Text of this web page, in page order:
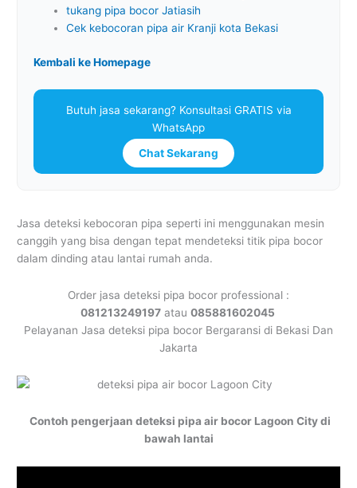
tukang pipa bocor Jatiasih
Cek kebocoran pipa air Kranji kota Bekasi
Kembali ke Homepage
Butuh jasa sekarang? Konsultasi GRATIS via
WhatsApp
Chat Sekarang
Jasa deteksi kebocoran pipa seperti ini menggunakan mesin
canggih yang bisa dengan tepat mendeteksi titik pipa bocor
dalam dinding atau lantai rumah anda.
Order jasa deteksi pipa bocor professional :
081213249197atau 085881602045
Pelayanan Jasa deteksi pipa bocor Bergaransi di Bekasi Dan
Jakarta
Contoh pengerjaan deteksi pipa air bocor Lagoon City di
bawah lantai